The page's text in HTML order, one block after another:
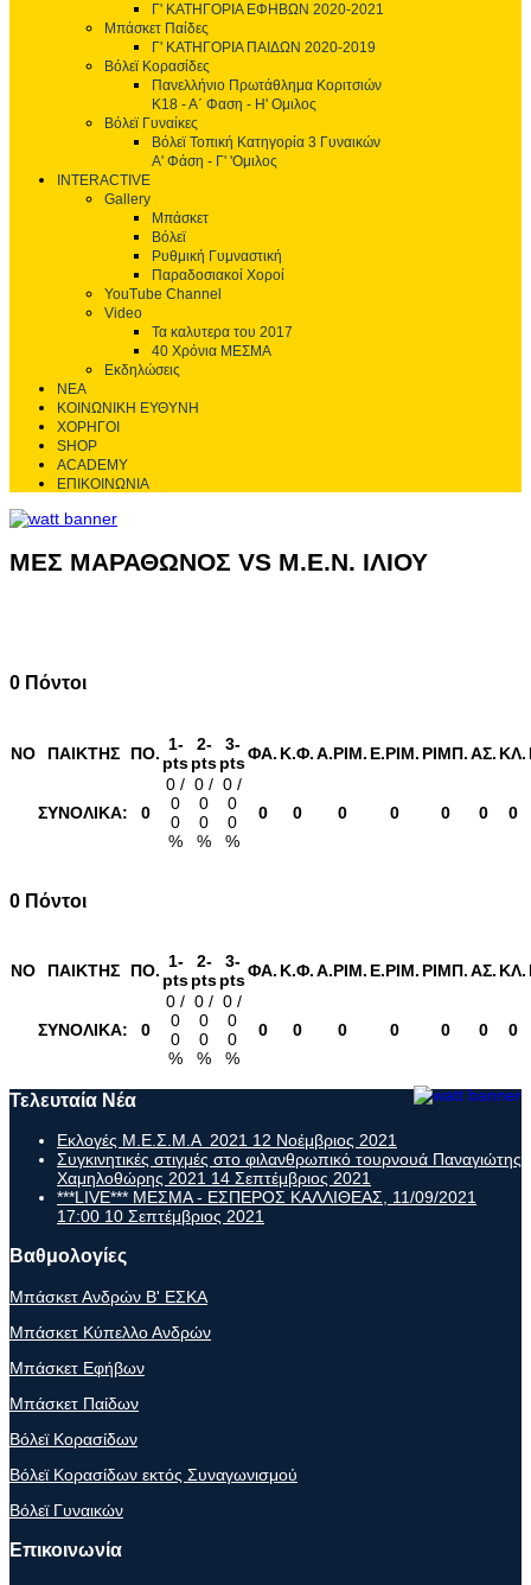
Γ' ΚΑΤΗΓΟΡΙΑ ΕΦΗΒΩΝ 2020-2021
Μπάσκετ Παίδες
Γ' ΚΑΤΗΓΟΡΙΑ ΠΑΙΔΩΝ 2020-2019
Βόλεϊ Κορασίδες
Πανελλήνιο Πρωτάθλημα Κοριτσιών
Κ18 - Α΄ Φαση - H' Ομιλος
Βόλεϊ Γυναίκες
Βόλεϊ Τοπική Κατηγορία 3 Γυναικών
Α' Φάση - Γ' 'Ομιλος
INTERACTIVE
Gallery
Μπάσκετ
Βόλεϊ
Ρυθμική Γυμναστική
Παραδοσιακοί Χοροί
YouTube Channel
Video
Τα καλυτερα του 2017
40 Χρόνια ΜΕΣΜΑ
Εκδηλώσεις
ΝΕΑ
ΚΟΙΝΩΝΙΚΗ ΕΥΘΥΝΗ
ΧΟΡΗΓΟΙ
SHOP
ACADEMY
ΕΠΙΚΟΙΝΩΝΙΑ
ΜΕΣ ΜΑΡΑΘΩΝΟΣ VS Μ.Ε.Ν. ΙΛΙΟΥ
0 Πόντοι
NO ΠΑΙΚΤΗΣ ΠΟ. 1-
pts
2-
pts
3-
ptsΦΑ. K.Φ.Α.ΡΙΜ. Ε.ΡΙM. ΡΙΜΠ.ΑΣ. ΚΛ.
ΣΥΝΟΛΙΚΑ: 0
0 /
0
0
%
0 /
0
0
%
0 /
0
0
%
0 0 0 0 0 0 0
0 Πόντοι
NO ΠΑΙΚΤΗΣ ΠΟ. 1-
pts
2-
pts
3-
ptsΦΑ. K.Φ.Α.ΡΙΜ. Ε.ΡΙM. ΡΙΜΠ.ΑΣ. ΚΛ.
ΣΥΝΟΛΙΚΑ: 0
0 /
0
0
%
0 /
0
0
%
0 /
0
0
%
0 0 0 0 0 0 0
Τελευταία Νέα
Εκλογές Μ.Ε.Σ.Μ.Α 2021 12 Νοέμβριος 2021
Συγκινητικές στιγμές στο φιλανθρωπικό τουρνουά Παναγιώτης
Χαμηλοθώρης 2021 14 Σεπτέμβριος 2021
***LIVE*** ΜΕΣΜΑ - ΕΣΠΕΡΟΣ ΚΑΛΛΙΘΕΑΣ, 11/09/2021
17:00 10 Σεπτέμβριος 2021
Βαθμολογίες
Μπάσκετ Ανδρών Β' ΕΣΚΑ
Μπάσκετ Κύπελλο Ανδρών
Μπάσκετ Εφήβων
Μπάσκετ Παίδων
Βόλεϊ Κορασίδων
Βόλεϊ Κορασίδων εκτός Συναγωνισμού
Βόλεϊ Γυναικών
Επικοινωνία